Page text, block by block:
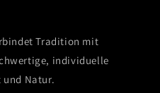
Tradition mit
individuelle
und Natur.